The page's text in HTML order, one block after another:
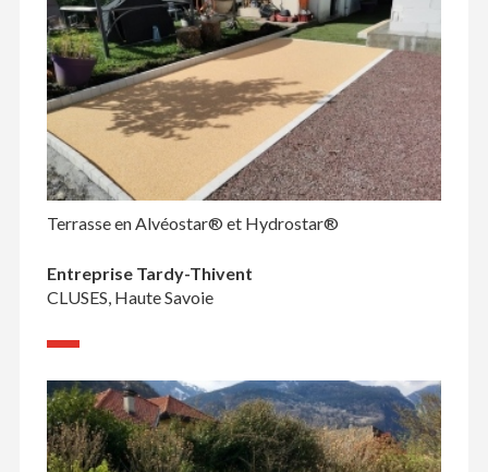
Terrasse en Alvéostar® et Hydrostar®
Entreprise Tardy-Thivent
CLUSES, Haute Savoie